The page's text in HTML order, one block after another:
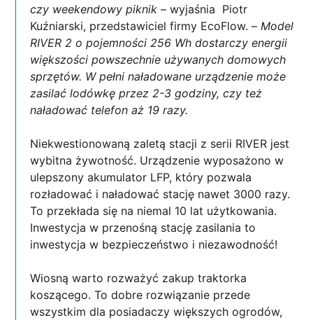
czy weekendowy piknik – wyjaśnia Piotr
Kuźniarski, przedstawiciel firmy EcoFlow. – Model
RIVER 2 o pojemności 256 Wh dostarczy energii
większości powszechnie używanych domowych
sprzętów. W pełni naładowane urządzenie może
zasilać lodówkę przez 2-3 godziny, czy też
naładować telefon aż 19 razy.
Niekwestionowaną zaletą stacji z serii RIVER jest
wybitna żywotność. Urządzenie wyposażono w
ulepszony akumulator LFP, który pozwala
rozładować i naładować stację nawet 3000 razy.
To przekłada się na niemal 10 lat użytkowania.
Inwestycja w przenośną stację zasilania to
inwestycja w bezpieczeństwo i niezawodność!
Wiosną warto rozważyć zakup traktorka
koszącego. To dobre rozwiązanie przede
wszystkim dla posiadaczy większych ogrodów,